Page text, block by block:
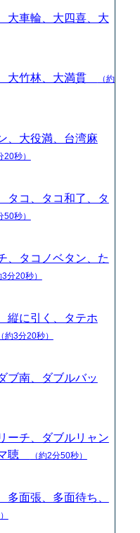
大車輪、大四喜、大
大竹林、大満貫
（約
、大役満、台湾麻
20秒）
タコ、タコ和了、タ
50秒）
、タコノベタン、た
3分20秒）
縦に引く、タテホ
（約3分20秒）
ブ南、ダブルバッ
ーチ、ダブルリャン
聴
（約2分50秒）
多面張、多面待ち、